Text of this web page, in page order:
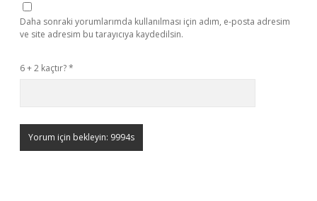
Daha sonraki yorumlarımda kullanılması için adım, e-posta adresim
ve site adresim bu tarayıcıya kaydedilsin.
6 + 2 kaçtır?*